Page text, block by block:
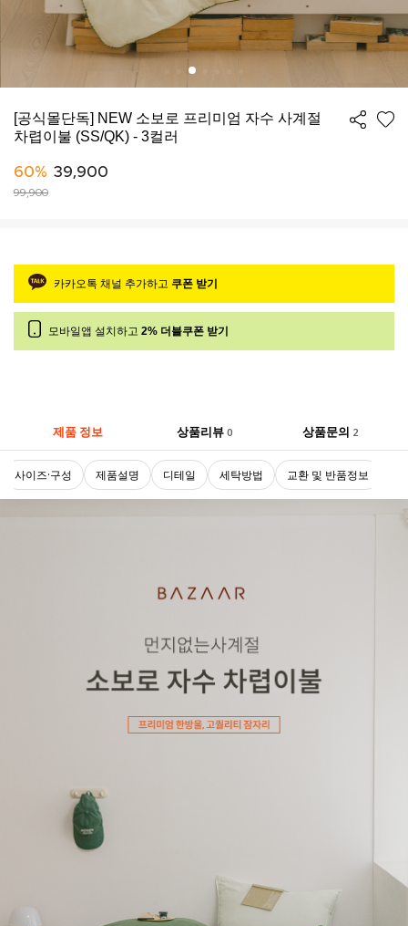
[공식몰단독] NEW 소보로 프리미엄 자수 사계절
차렵이불 (SS/QK) - 3컬러
60% 39,900
99,900
카카오톡 채널 추가하고 쿠폰 받기
모바일앱 설치하고 2% 더블쿠폰 받기
제품 정보 상품리뷰 0 상품문의 2
사이즈·구성 제품설명 디테일 세탁방법 교환 및 반품정보